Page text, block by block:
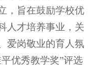
，旨在鼓励学校优
人才培养事业，关
爱岗敬业的育人氛
优秀教学奖”评选